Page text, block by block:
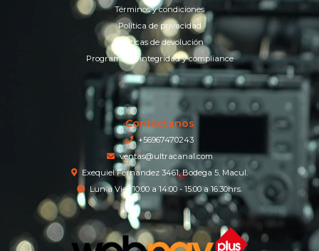
Términos y condiciones
Política de privacidad
Políticas de devolución
Programa de integridad y compliance
Contáctanos
+56967470243
ventas@ultracanal.com
Exequiel Fernandez 3461, Bodega 5, Macul.
Lun a Vier 10:00 a 14:00 - 15:00 a 16:30hrs.